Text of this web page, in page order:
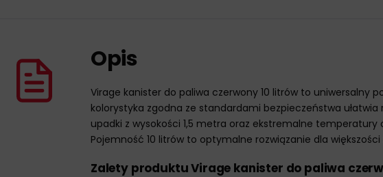
Opis
Virage kanister do paliwa czerwony 10 litrów to uniwersalny
kolorystyka zgodna ze standardami bezpieczeństwa
upadki z wysokości 1,5 metra oraz ekstremalne
Pojemność 10 litrów to optymalne rozwiązanie dla
Zalety produktu Virage kanister do paliwa